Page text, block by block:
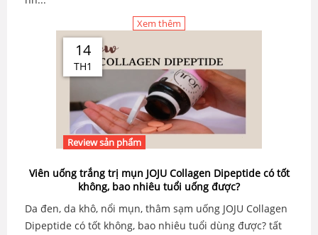
Xem thêm
14
TH1
Review sản phẩm
Viên uống trắng trị mụn JOJU Collagen Dipeptide có tốt
không, bao nhiêu tuổi uống được?
Da đen, da khô, nổi mụn, thâm sạm uống JOJU Collagen
Dipeptide có tốt không, bao nhiêu tuổi dùng được? tất